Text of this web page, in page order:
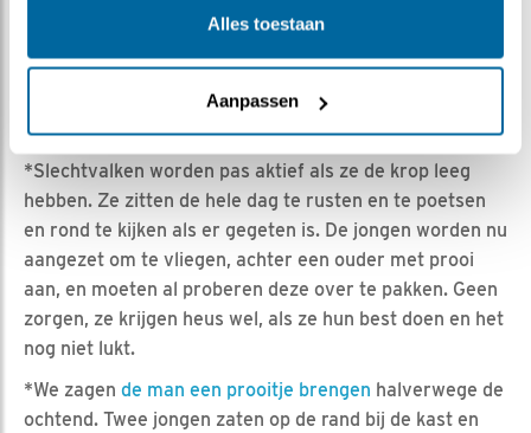
Alles toestaan
Aanpassen
*Drie jongen gingen voor dag en dauw al vluchtjes
de kast. Een jongvloog op haar af,maar ze had geen
eten. De jongen leken hongerig, er werd ook in de
ochtend aan de oude restprooi in de kast geknabbeld.
*Slechtvalken worden pas aktief als ze de krop leeg
hebben. Ze zitten de hele dag te rusten en te poetsen
en rond te kijken als er gegeten is. De jongen worden nu
aangezet om te vliegen, achter een ouder met prooi
aan, en moeten al proberen deze over te pakken. Geen
zorgen, ze krijgen heus wel, als ze hun best doen en het
nog niet lukt.
*We zagen de man een prooitje brengen halverwege de
ochtend. Twee jongen zaten op de rand bij de kast en